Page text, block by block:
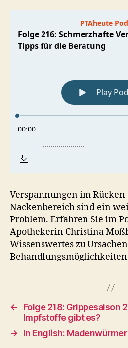
Verspannungen im Rücken
Nackenbereich sind ein
Problem. Erfahren Sie im
Apothekerin Christina
Wissenswertes zu
←
Folge 218: Grippesaison
Impfstoffe gibt es?
→
In English: Madenwürmer